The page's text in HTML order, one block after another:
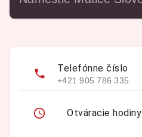
Telefónne číslo
+421 905 786 335
Otváracie hodiny